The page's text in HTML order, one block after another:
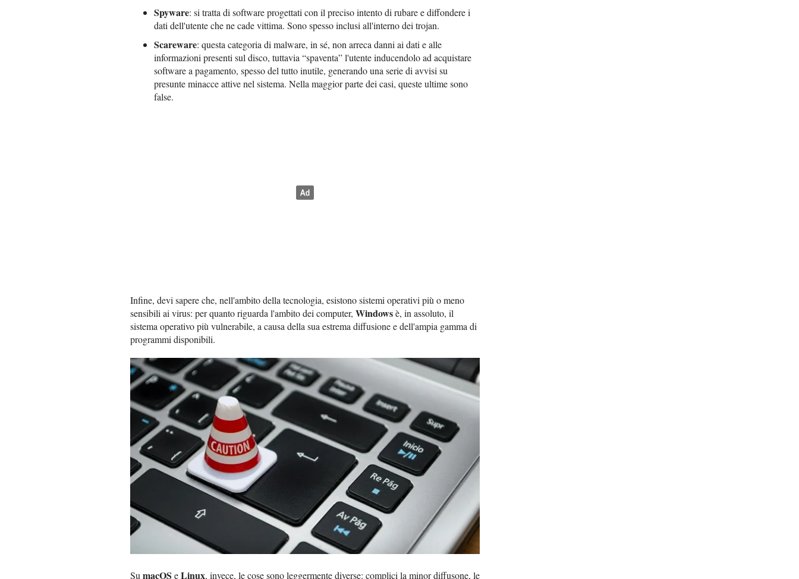
Spyware: si tratta di software progettati con il preciso intento di rubare e diffondere i
dati dell'utente che ne cade vittima. Sono spesso inclusi all'interno dei trojan.
Scareware: questa categoria di malware, in sé, non arreca danni ai dati e alle
informazioni presenti sul disco, tuttavia “spaventa” l'utente inducendolo ad acquistare
software a pagamento, spesso del tutto inutile, generando una serie di avvisi su
presunte minacce attive nel sistema. Nella maggior parte dei casi, queste ultime sono
false.
Infine, devi sapere che, nell'ambito della tecnologia, esistono sistemi operativi più o meno
sensibili ai virus: per quanto riguarda l'ambito dei computer, Windowsè, in assoluto, il
sistema operativo più vulnerabile, a causa della sua estrema diffusione e dell'ampia gamma di
programmi disponibili.
SumacOS eLinux, invece, le cose sono leggermente diverse: complici la minor diffusone, le